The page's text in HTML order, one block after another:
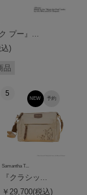
プー』...
込)
品
5
予約
NEW
Samantha T...
『クラシッ...
￥29,700(税込)